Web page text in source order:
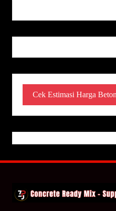
Cek Estimasi Harga